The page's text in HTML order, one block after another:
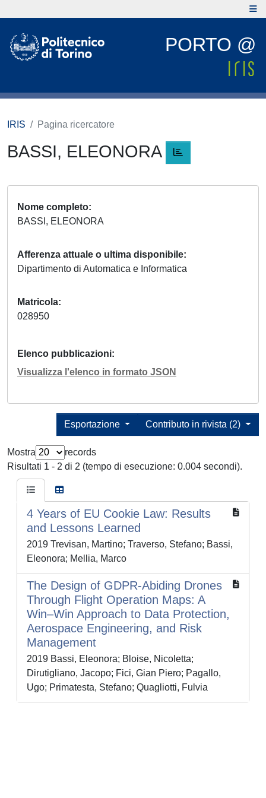
PORTO @
IRIS Pagina ricercatore
BASSI, ELEONORA
Nome completo
BASSI, ELEONORA
Afferenza attuale o ultima disponibile
Dipartimento di Automatica e Informatica
Matricola
028950
Elenco pubblicazioni
Visualizza l'elenco in formato JSON
Contributo in rivista (2)
Esportazione
Mostra
records
Risultati 1 - 2 di 2 (tempo di esecuzione: 0.004 secondi).
4 Years of EU Cookie Law: Results
and Lessons Learned
2019 Trevisan, Martino; Traverso, Stefano; Bassi,
Eleonora; Mellia, Marco
The Design of GDPR-Abiding Drones
Through Flight Operation Maps: A
Win–Win Approach to Data Protection,
Aerospace Engineering, and Risk
Management
2019 Bassi, Eleonora; Bloise, Nicoletta;
Dirutigliano, Jacopo; Fici, Gian Piero; Pagallo,
Ugo; Primatesta, Stefano; Quagliotti, Fulvia